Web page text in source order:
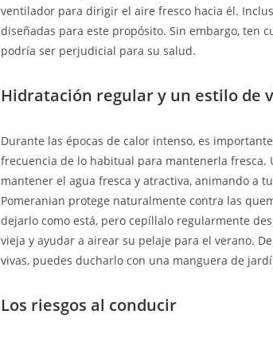
ventilador para dirigir el aire fresco hacia él.
diseñadas para este propósito. Sin embargo, ten
podría ser perjudicial para su salud.
Hidratación regular y un estilo de
Durante las épocas de calor intenso, es
frecuencia de lo habitual para mantenerla fresca.
mantener el agua fresca y atractiva, animando a
Pomeranian protege naturalmente contra las
dejarlo como está, pero cepíllalo regularmente
vieja y ayudar a airear su pelaje para el verano.
vivas, puedes ducharlo con una manguera de
Los riesgos al conducir